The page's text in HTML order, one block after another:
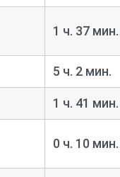
1 ч. 37 мин.
5 ч. 2 мин.
1 ч. 41 мин.
0 ч. 10 мин.